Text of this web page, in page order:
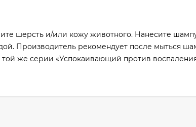
шерсть и/или кожу животного. Нанесите
Производитель рекомендует после мыться
же серии «Успокаивающий против